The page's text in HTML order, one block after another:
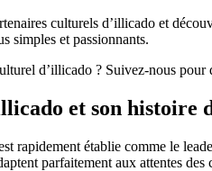
culturels d’illicado et
simples et passionnants.
d’illicado ? Suivez-nous
et son histoire
rapidement établie comme le
parfaitement aux attentes des